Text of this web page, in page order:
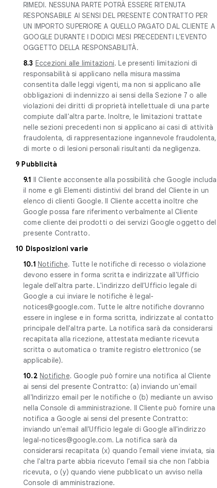
RIMEDI. NESSUNA PARTE POTRÀ ESSERE RITENUTA
RESPONSABILE AI SENSI DEL PRESENTE CONTRATTO PER
UN IMPORTO SUPERIORE A QUELLO PAGATO DAL CLIENTE A
GOOGLE DURANTE I DODICI MESI PRECEDENTI L'EVENTO
OGGETTO DELLA RESPONSABILITÀ.
8.3 Eccezioni alle limitazioni. Le presenti limitazioni di
responsabilità si applicano nella misura massima
consentita dalle leggi vigenti, ma non si applicano alle
obbligazioni di indennizzo ai sensi della Sezione 7 o alle
violazioni dei diritti di proprietà intellettuale di una parte
compiute dall'altra parte. Inoltre, le limitazioni trattate
nelle sezioni precedenti non si applicano ai casi di attività
fraudolenta, di rappresentazione ingannevole fraudolenta,
di morte o di lesioni personali risultanti da negligenza.
9 Pubblicità
9.1 Il Cliente acconsente alla possibilità che Google includa
il nome e gli Elementi distintivi del brand del Cliente in un
elenco di clienti Google. Il Cliente accetta inoltre che
Google possa fare riferimento verbalmente al Cliente
come cliente dei prodotti o dei servizi Google oggetto del
presente Contratto.
10 Disposizioni varie
10.1 Notifiche. Tutte le notifiche di recesso o violazione
devono essere in forma scritta e indirizzate all'Ufficio
legale dell'altra parte. L'indirizzo dell'Ufficio legale di
Google a cui inviare le notifiche è legal-
notices@google.com. Tutte le altre notifiche dovranno
essere in inglese e in forma scritta, indirizzate al contatto
principale dell'altra parte. La notifica sarà da considerarsi
recapitata alla ricezione, attestata mediante ricevuta
scritta o automatica o tramite registro elettronico (se
applicabile).
10.2 Notifiche. Google può fornire una notifica al Cliente
ai sensi del presente Contratto: (a) inviando un'email
all'Indirizzo email per le notifiche o (b) mediante un avviso
nella Console di amministrazione. Il Cliente può fornire una
notifica a Google ai sensi del presente Contratto:
inviando un'email all'Ufficio legale di Google all'indirizzo
legal-notices@google.com. La notifica sarà da
considerarsi recapitata (x) quando l'email viene inviata, sia
che l'altra parte abbia ricevuto l'email sia che non l'abbia
ricevuta, o (y) quando viene pubblicato un avviso nella
Console di amministrazione.